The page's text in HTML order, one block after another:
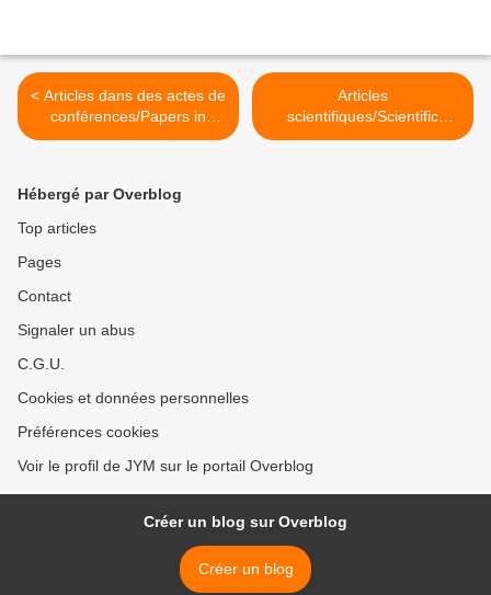
< Articles dans des actes de
conférences/Papers in
conference Proceedings
Articles
scientifiques/Scientific
papers in refeered journals
Hébergé par Overblog
Top articles
Pages
Contact
Signaler un abus
C.G.U.
Cookies et données personnelles
Préférences cookies
Voir le profil de JYM sur le portail Overblog
Créer un blog sur Overblog
Créer un blog